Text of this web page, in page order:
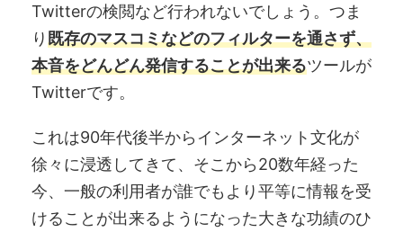
Twitterの検閲など行われないでしょう。つま
り既存のマスコミなどのフィルターを通さず、
本音をどんどん発信することが出来るツールが
Twitterです。
これは90年代後半からインターネット文化が
徐々に浸透してきて、そこから20数年経った
今、一般の利用者が誰でもより平等に情報を受
けることが出来るようになった大きな功績のひ